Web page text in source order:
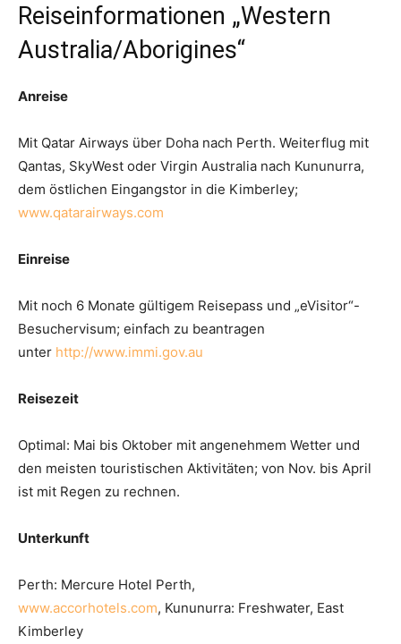
Reiseinformationen „Western
Australia/Aborigines“
Anreise
Mit Qatar Airways über Doha nach Perth. Weiterflug mit
Qantas, SkyWest oder Virgin Australia nach Kununurra,
dem östlichen Eingangstor in die Kimberley;
www.qatarairways.com
Einreise
Mit noch 6 Monate gültigem Reisepass und „eVisitor“-
Besuchervisum; einfach zu beantragen
unter http://www.immi.gov.au
Reisezeit
Optimal: Mai bis Oktober mit angenehmem Wetter und
den meisten touristischen Aktivitäten; von Nov. bis April
ist mit Regen zu rechnen.
Unterkunft
Perth: Mercure Hotel Perth,
www.accorhotels.com, Kununurra: Freshwater, East
Kimberley